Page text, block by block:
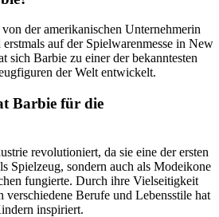
der amerikanischen Unternehmerin
auf der Spielwarenmesse in New
sich Barbie zu einer der bekanntesten
der Welt entwickelt.
Barbie für die
revolutioniert, da sie eine der ersten
Spielzeug, sondern auch als Modeikone
fungierte. Durch ihre Vielseitigkeit
verschiedene Berufe und Lebensstile hat
inspiriert.